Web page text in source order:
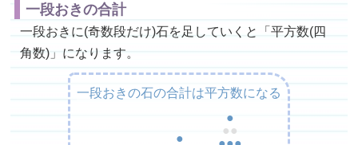
一段おきの合計
一段おきに(奇数段だけ)石を足していくと「平方数(四
角数)」になります。
一段おきの石の合計は平方数になる
●
●
●●